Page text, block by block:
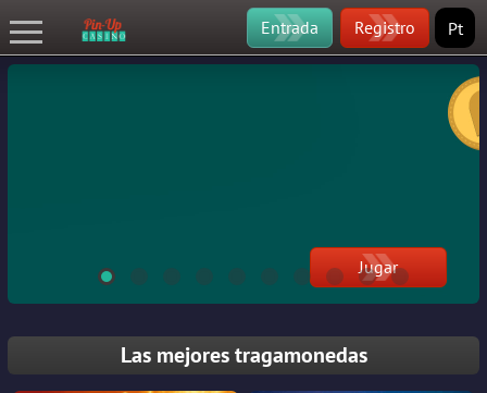
Entrada Registro Pt
Jugar
Las mejores tragamonedas